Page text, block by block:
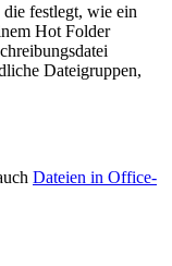
festlegt, wie ein
Hot Folder
Dateigruppen,
Dateien in Office-